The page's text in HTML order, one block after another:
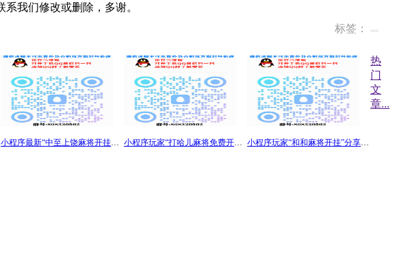
我们修改或删除，多谢。
标签：
小程序最新“中至上饶麻将开挂神器”详细分享装挂步骤 小程序玩家“打哈儿麻将免费开挂下载”真其实确实有挂安装 小程序玩家“和和麻将开挂”分享外挂技术赢
热
门
文
章...